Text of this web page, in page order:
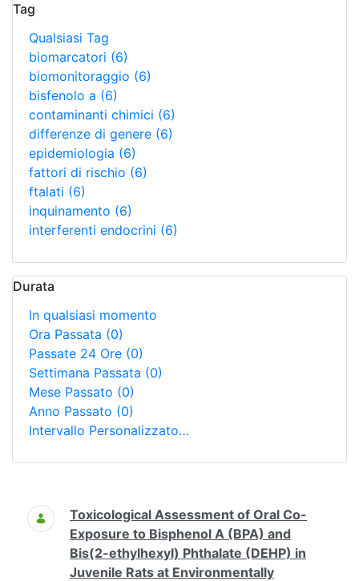
Tag
Qualsiasi Tag
biomarcatori (6)
biomonitoraggio (6)
bisfenolo a (6)
contaminanti chimici (6)
differenze di genere (6)
epidemiologia (6)
fattori di rischio (6)
ftalati (6)
inquinamento (6)
interferenti endocrini (6)
Durata
In qualsiasi momento
Ora Passata (0)
Passate 24 Ore (0)
Settimana Passata (0)
Mese Passato (0)
Anno Passato (0)
Intervallo Personalizzato…
Ricerca
Toxicological Assessment of Oral Co-
Exposure to Bisphenol A (BPA) and
Bis(2-ethylhexyl) Phthalate (DEHP) in
Juvenile Rats at Environmentally